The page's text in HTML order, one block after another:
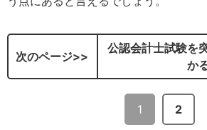
次のページ
公認会計士試験を
か
1 2